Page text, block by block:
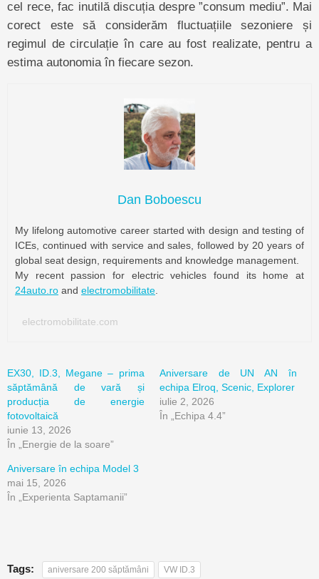
cel rece, fac inutilă discuția despre ”consum mediu”. Mai
corect este să considerăm fluctuațiile sezoniere și
regimul de circulație în care au fost realizate, pentru a
estima autonomia în fiecare sezon.
Dan Boboescu
My lifelong automotive career started with design and testing of
ICEs, continued with service and sales, followed by 20 years of
global seat design, requirements and knowledge management.
My recent passion for electric vehicles found its home at
24auto.ro and electromobilitate
electromobilitate.com
EX30, ID.3, Megane – prima
săptămână de vară și
producția de energie
fotovoltaică
iunie 13, 2026
În „Energie de la soare”
Aniversare de UN AN în
echipa Elroq, Scenic, Explorer
iulie 2, 2026
În „Echipa 4.4”
Aniversare în echipa Model 3
mai 15, 2026
În „Experienta Saptamanii”
Tags: aniversare 200 săptămâni VW ID.3